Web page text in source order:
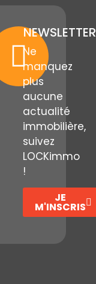
NEWSLETTER
Ne
manquez
plus
aucune
actualité
immobilière,
suivez
LOCKimmo
!
JE
M'INSCRIS